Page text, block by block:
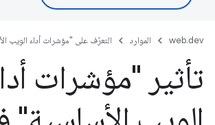
web.dev الموارد التعرّف على "مؤشرات أداء الويب
تأثير "مؤشرات